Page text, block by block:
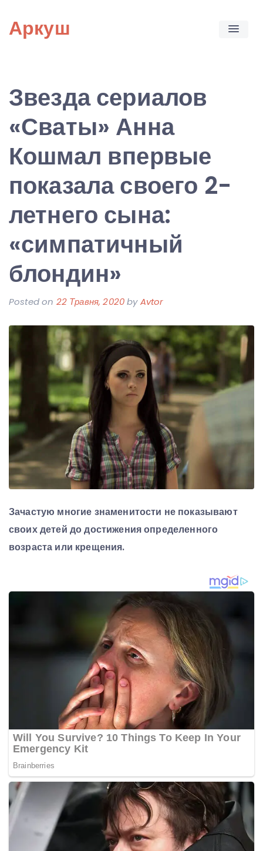
content
Аркуш
Звезда сериалов
«Сваты» Анна
Кошмал впервые
показала своего 2-
летнего сына:
«симпатичный
блондин»
Posted on 22 Травня, 2020byAvtor
Зачастую многие знаменитости не показывают
своих детей до достижения определенного
возраста или крещения.